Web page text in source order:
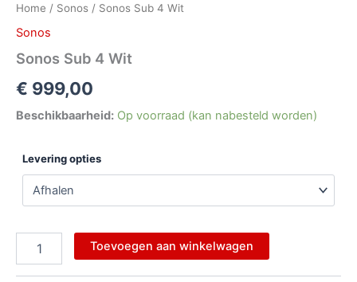
Home / Sonos / Sonos Sub 4 Wit
Sonos
Sonos Sub 4 Wit
€ 999,00
Beschikbaarheid: Op voorraad (kan nabesteld worden)
Levering opties
Toevoegen aan winkelwagen